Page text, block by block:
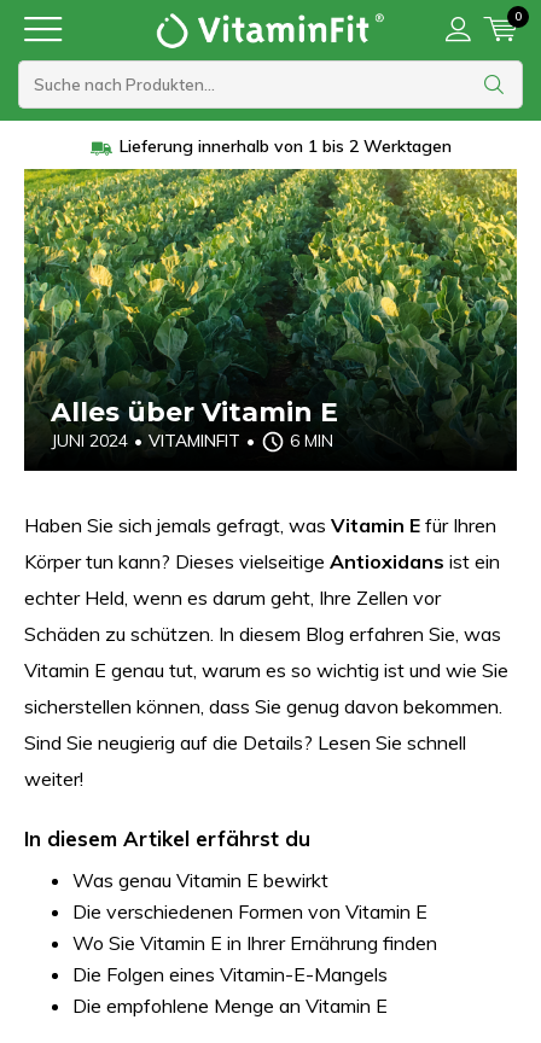
0
Lieferung innerhalb von 1 bis 2 Werktagen
Alles über Vitamin E
JUNI 2024 • VITAMINFIT • 6 MIN
Haben Sie sich jemals gefragt, was Vitamin E für Ihren
Körper tun kann? Dieses vielseitige Antioxidans ist ein
echter Held, wenn es darum geht, Ihre Zellen vor
Schäden zu schützen. In diesem Blog erfahren Sie, was
Vitamin E genau tut, warum es so wichtig ist und wie Sie
sicherstellen können, dass Sie genug davon bekommen.
Sind Sie neugierig auf die Details? Lesen Sie schnell
weiter!
In diesem Artikel erfährst du
Was genau Vitamin E bewirkt
Die verschiedenen Formen von Vitamin E
Wo Sie Vitamin E in Ihrer Ernährung finden
Die Folgen eines Vitamin-E-Mangels
Die empfohlene Menge an Vitamin E